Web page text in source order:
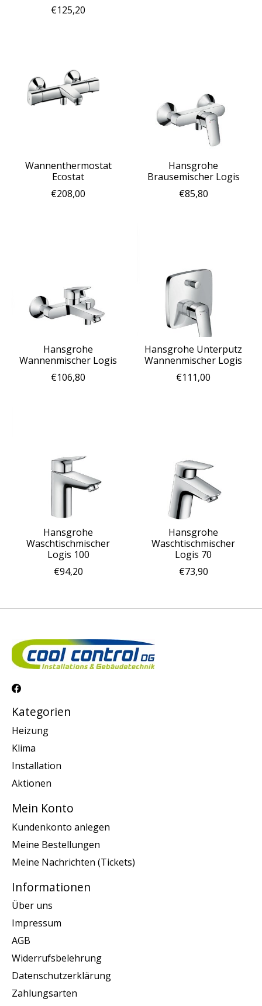
€125,20
Wannenthermostat
Ecostat
€208,00
Hansgrohe
Brausemischer Logis
€85,80
Hansgrohe
Wannenmischer Logis
€106,80
Hansgrohe Unterputz
Wannenmischer Logis
€111,00
Hansgrohe
Waschtischmischer
Logis 100
€94,20
Hansgrohe
Waschtischmischer
Logis 70
€73,90
Kategorien
Heizung
Klima
Installation
Aktionen
Mein Konto
Kundenkonto anlegen
Meine Bestellungen
Meine Nachrichten (Tickets)
Informationen
Über uns
Impressum
AGB
Widerrufsbelehrung
Datenschutzerklärung
Zahlungsarten